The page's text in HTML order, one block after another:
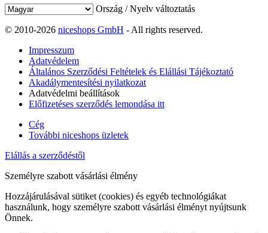
Ország / Nyelv változtatás
© 2010-2026 niceshops GmbH - All rights reserved.
Impresszum
Adatvédelem
Általános Szerződési Feltételek és Elállási Tájékoztató
Akadálymentesítési nyilatkozat
Adatvédelmi beállítások
Előfizetéses szerződés lemondása itt
Cég
További niceshops üzletek
Elállás a szerződéstől
Személyre szabott vásárlási élmény
Hozzájárulásával sütiket (cookies) és egyéb technológiákat
használunk, hogy személyre szabott vásárlási élményt nyújtsunk
Önnek.